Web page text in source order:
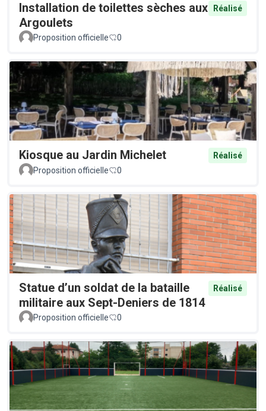
Installation de toilettes sèches aux
Argoulets
Réalisé
Proposition officielle 0
Kiosque au Jardin Michelet
Réalisé
Proposition officielle
0
Statue d’un soldat de la bataille
militaire aux Sept-Deniers de 1814
Réalisé
Proposition officielle 0